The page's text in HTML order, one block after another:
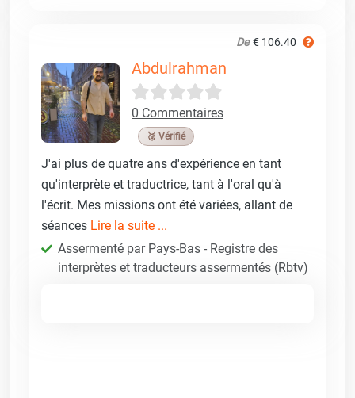
De € 106.40
Abdulrahman
0 Commentaires
🥉 Vérifié
J'ai plus de quatre ans d'expérience en tant
qu'interprète et traductrice, tant à l'oral qu'à
l'écrit. Mes missions ont été variées, allant de
séances Lire la suite ...
Assermenté par Pays-Bas - Registre des
interprètes et traducteurs assermentés (Rbtv)